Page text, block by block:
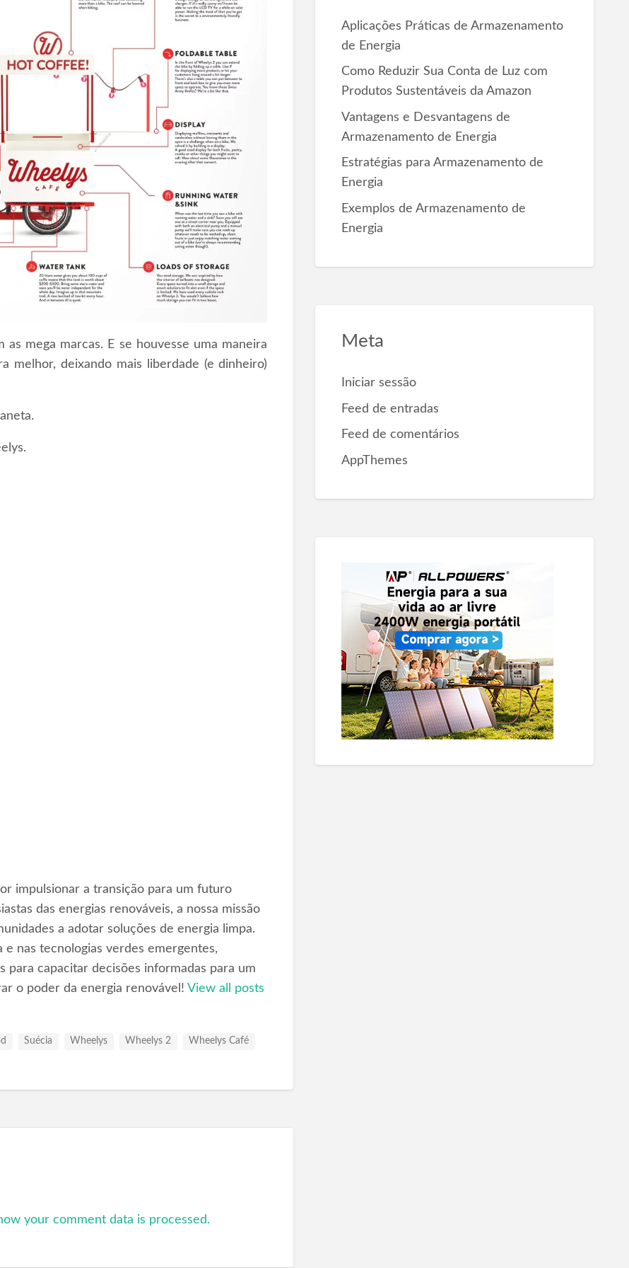
mega marcas. E se houvesse uma maneira
melhor, deixando mais liberdade (e dinheiro)
impulsionar a transição para um futuro
das energias renováveis, a nossa missão
a adotar soluções de energia limpa.
nas tecnologias verdes emergentes,
para capacitar decisões informadas para um
o poder da energia renovável! View all posts
Suécia Wheelys Wheelys 2 Wheelys Café
your comment data is processed.
Aplicações Práticas de Armazenamento
de Energia
Como Reduzir Sua Conta de Luz com
Produtos Sustentáveis da Amazon
Vantagens e Desvantagens de
Armazenamento de Energia
Estratégias para Armazenamento de
Energia
Exemplos de Armazenamento de
Energia
Meta
Iniciar sessão
Feed de entradas
Feed de comentários
AppThemes